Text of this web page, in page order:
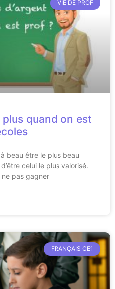
VIE DE PROF
quand on est
beau être le plus beau
celui le plus valorisé.
ne pas gagner
FRANÇAIS CE1